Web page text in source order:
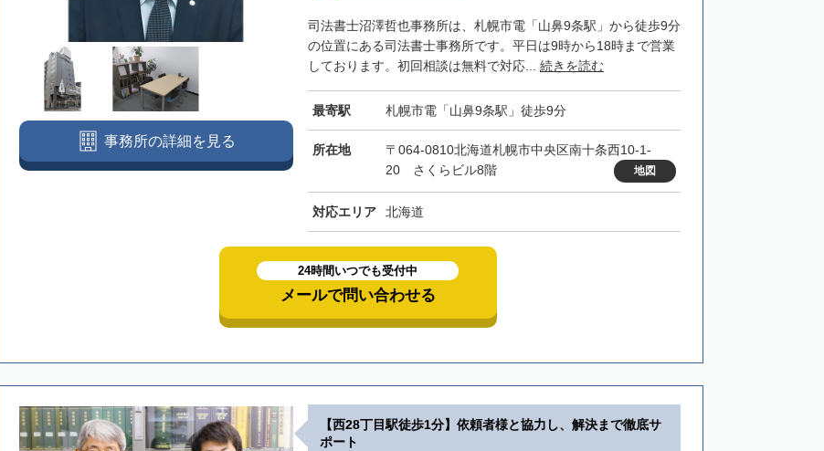
司法書士沼澤哲也事務所は、札幌市電「山鼻9条駅」から徒歩9分
の位置にある司法書士事務所です。平日は9時から18時まで営業
しております。初回相談は無料で対応... 続きを読む
最寄駅 札幌市電「山鼻9条駅」徒歩9分
所在地
〒064-0810北海道札幌市中央区南十条西10-1-
20 さくらビル8階
地図
対応エリア 北海道
事務所の詳細を見る
24時間いつでも受付中
メールで問い合わせる
【西28丁目駅徒歩1分】依頼者様と協力し、解決まで徹底サ
ポート